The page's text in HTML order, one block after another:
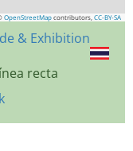
OpenStreetMap contributors, CC-BY-SA
& Exhibition
recta